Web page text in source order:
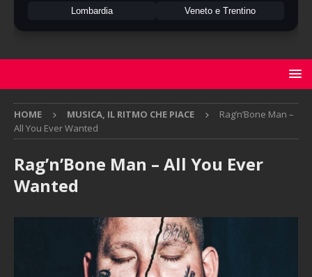
Lombardia Veneto e Trentino
HOME MUSICA, IL RITMO CHE PIACE
Rag’n’Bone Man –
All You Ever Wanted
Rag’n’Bone Man – All You Ever
Wanted